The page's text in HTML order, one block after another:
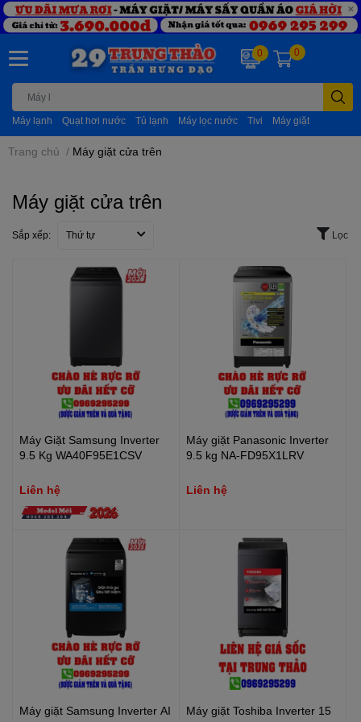
Máy lạnh Quạt hơi nước Tủ lạnh Máy lọc nước Tivi Máy giặt
0 0
Trang chủ / Máy giặt cửa trên
Máy giặt cửa trên
Sắp xếp: Thứ tự Lọc
Máy Giặt Samsung Inverter
9.5 Kg WA40F95E1CSV
Liên hệ
Máy giặt Panasonic Inverter
9.5 kg NA-FD95X1LRV
Liên hệ
Máy giặt Samsung Inverter AI
Máy giặt Toshiba Inverter 15